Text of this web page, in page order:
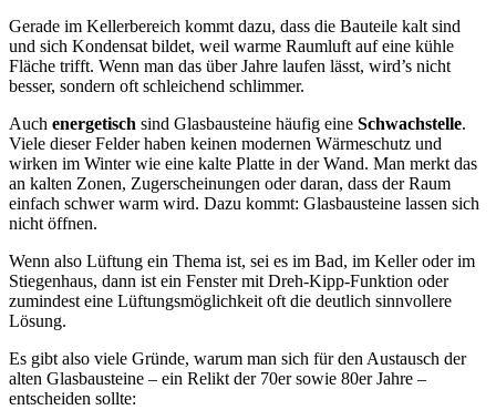
Gerade im Kellerbereich kommt dazu, dass die Bauteile kalt sind
und sich Kondensat bildet, weil warme Raumluft auf eine kühle
Fläche trifft. Wenn man das über Jahre laufen lässt, wird’s nicht
besser, sondern oft schleichend schlimmer.
Auch energetisch sind Glasbausteine häufig eine Schwachstelle.
Viele dieser Felder haben keinen modernen Wärmeschutz und
wirken im Winter wie eine kalte Platte in der Wand. Man merkt das
an kalten Zonen, Zugerscheinungen oder daran, dass der Raum
einfach schwer warm wird. Dazu kommt: Glasbausteine lassen sich
nicht öffnen.
Wenn also Lüftung ein Thema ist, sei es im Bad, im Keller oder im
Stiegenhaus, dann ist ein Fenster mit Dreh-Kipp-Funktion oder
zumindest eine Lüftungsmöglichkeit oft die deutlich sinnvollere
Lösung.
Es gibt also viele Gründe, warum man sich für den Austausch der
alten Glasbausteine – ein Relikt der 70er sowie 80er Jahre –
entscheiden sollte: